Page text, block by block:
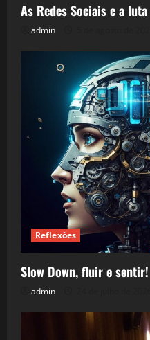
As Redes Sociais e a
admin
Reflexões
Slow Down, fluir e sentir!
admin